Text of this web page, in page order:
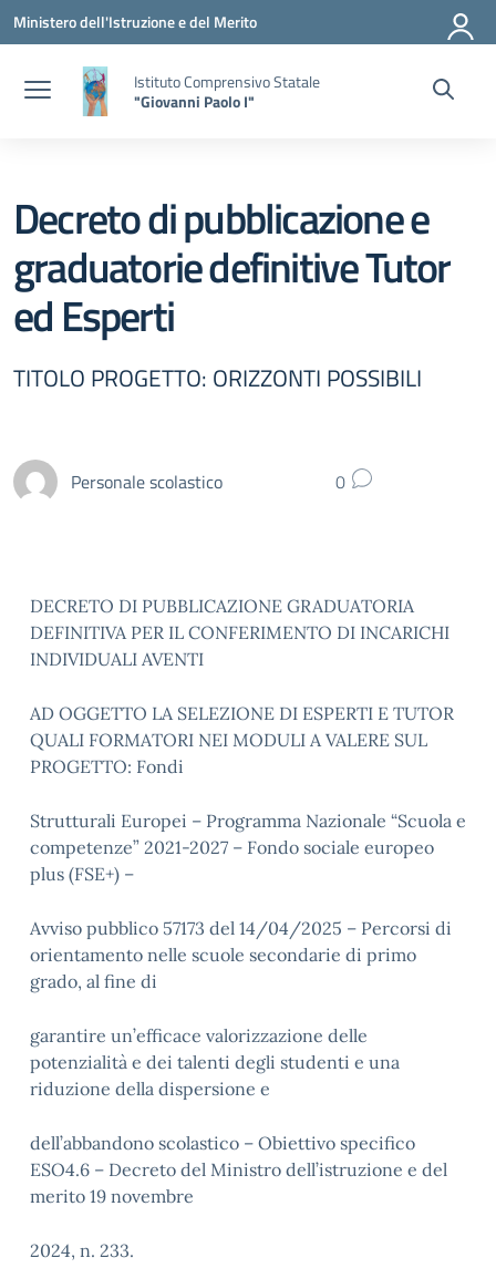
Vai ai contenuti
Vai al menu di navigazione
Vai al footer
Ministero dell'Istruzione e del Merito
Istituto Comprensivo Statale
"Giovanni Paolo I"
Decreto di pubblicazione e
graduatorie definitive Tutor
ed Esperti
TITOLO PROGETTO: ORIZZONTI POSSIBILI
Personale scolastico 0
DECRETO DI PUBBLICAZIONE GRADUATORIA
DEFINITIVA PER IL CONFERIMENTO DI INCARICHI
INDIVIDUALI AVENTI
AD OGGETTO LA SELEZIONE DI ESPERTI E TUTOR
QUALI FORMATORI NEI MODULI A VALERE SUL
PROGETTO: Fondi
Strutturali Europei – Programma Nazionale “Scuola e
competenze” 2021-2027 – Fondo sociale europeo
plus (FSE+) –
Avviso pubblico 57173 del 14/04/2025 – Percorsi di
orientamento nelle scuole secondarie di primo
grado, al fine di
garantire un’efficace valorizzazione delle
potenzialità e dei talenti degli studenti e una
riduzione della dispersione e
dell’abbandono scolastico – Obiettivo specifico
ESO4.6 – Decreto del Ministro dell’istruzione e del
merito 19 novembre
2024, n. 233.